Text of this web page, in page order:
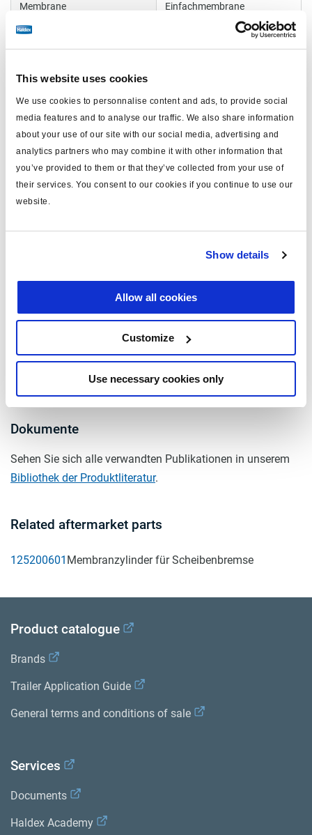
This website uses cookies
We use cookies to personnalise content and ads, to provide social
media features and to analyse our traffic. We also share information
about your use of our site with our social media, advertising and
analytics partners who may combine it with other information that
you’ve provided to them or that they’ve collected from your use of
their services. You consent to our cookies if you continue to use our
website.
Show details
Allow all cookies
Customize
Use necessary cookies only
Membrane Einfachmembrane
Typ
Kolbenstange (mm)
Kolbenstangengewinde gerundet
Schutz Faltenbalg
Anwendung OEM/aftermarket
M16x1.5
Verschlussschraube ohne
2.9
Dokumente
Sehen Sie sich alle verwandten Publikationen in unserem
Bibliothek der Produktliteratur.
Related aftermarket parts
125200601 Membranzylinder für Scheibenbremse
Product catalogue
Brands
Trailer Application Guide
General terms and conditions of sale
Services
Documents
Haldex Academy